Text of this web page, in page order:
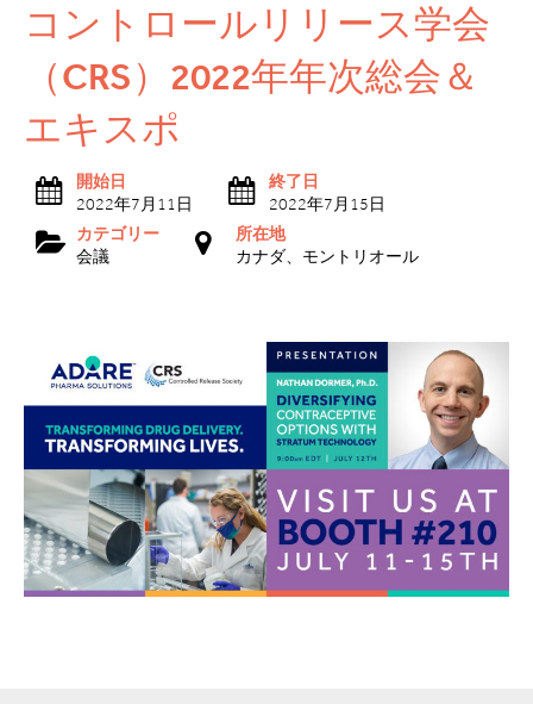
コントロールリリース学会
（CRS）2022年年次総会＆
エキスポ
開始日
2022年7月11日
終了日
2022年7月15日
カテゴリー
会議
所在地
カナダ、モントリオール